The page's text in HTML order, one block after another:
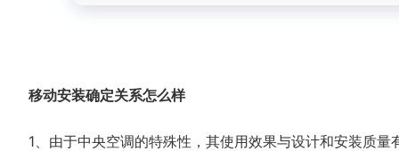
移动安装确定关系怎么样
1、由于中央空调的特殊性，其使用效果与设计和安装质